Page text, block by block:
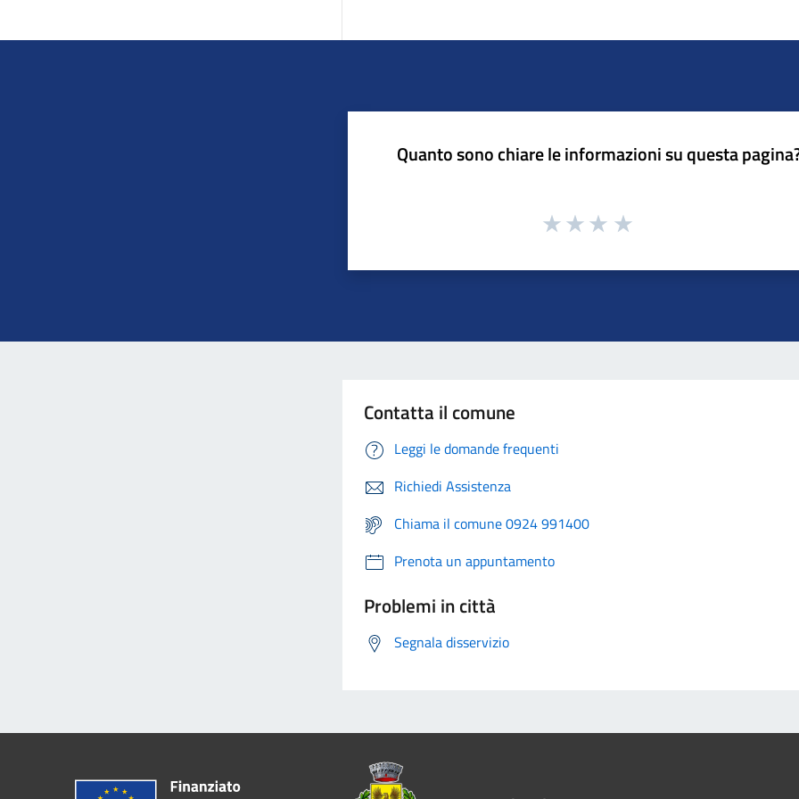
Quanto sono chiare le informazioni su questa
Contatta il comune
Leggi le domande frequenti
Richiedi Assistenza
Chiama il comune 0924 991400
Prenota un appuntamento
Problemi in città
Segnala disservizio